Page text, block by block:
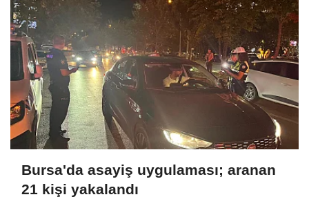
Bursa'da asayiş uygulaması; aranan
21 kişi yakalandı